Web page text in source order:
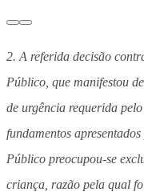
2. A referida decisão
Público, que manifestou
de urgência requerida
fundamentos
Público preocupou-se
criança, razão pela qual